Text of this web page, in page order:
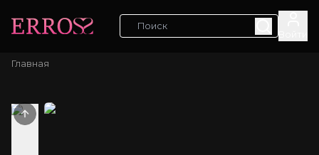
Главная